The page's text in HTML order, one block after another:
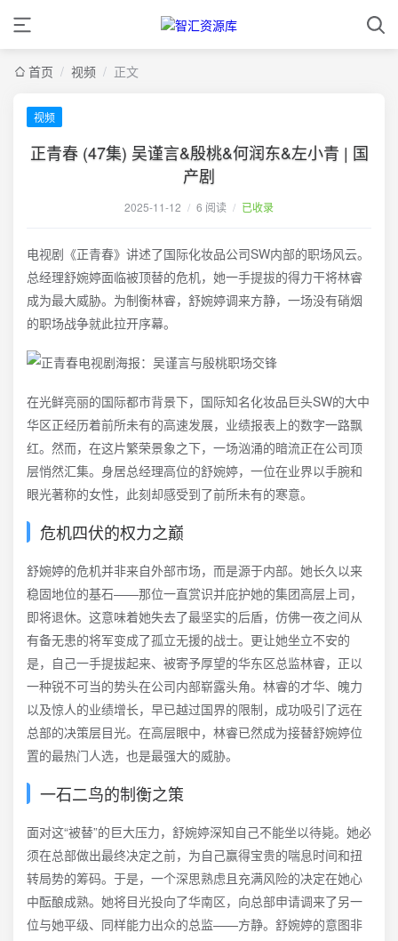
首页 / 视频 / 正文
视频
正青春 (47集) 吴谨言&殷桃&何润东&左小青 | 国
产剧
2025-11-12 / 6 阅读 / 已收录
电视剧《正青春》讲述了国际化妆品公司SW内部的职场风云。
总经理舒婉婷面临被顶替的危机，她一手提拔的得力干将林睿
成为最大威胁。为制衡林睿，舒婉婷调来方静，一场没有硝烟
的职场战争就此拉开序幕。
在光鲜亮丽的国际都市背景下，国际知名化妆品巨头SW的大中
华区正经历着前所未有的高速发展，业绩报表上的数字一路飘
红。然而，在这片繁荣景象之下，一场汹涌的暗流正在公司顶
层悄然汇集。身居总经理高位的舒婉婷，一位在业界以手腕和
眼光著称的女性，此刻却感受到了前所未有的寒意。
危机四伏的权力之巅
舒婉婷的危机并非来自外部市场，而是源于内部。她长久以来
稳固地位的基石——那位一直赏识并庇护她的集团高层上司，
即将退休。这意味着她失去了最坚实的后盾，仿佛一夜之间从
有备无患的将军变成了孤立无援的战士。更让她坐立不安的
是，自己一手提拔起来、被寄予厚望的华东区总监林睿，正以
一种锐不可当的势头在公司内部崭露头角。林睿的才华、魄力
以及惊人的业绩增长，早已越过国界的限制，成功吸引了远在
总部的决策层目光。在高层眼中，林睿已然成为接替舒婉婷位
置的最热门人选，也是最强大的威胁。
一石二鸟的制衡之策
面对这“被替”的巨大压力，舒婉婷深知自己不能坐以待毙。她必
须在总部做出最终决定之前，为自己赢得宝贵的喘息时间和扭
转局势的筹码。于是，一个深思熟虑且充满风险的决定在她心
中酝酿成熟。她将目光投向了华南区，向总部申请调来了另一
位与她平级、同样能力出众的总监——方静。舒婉婷的意图非